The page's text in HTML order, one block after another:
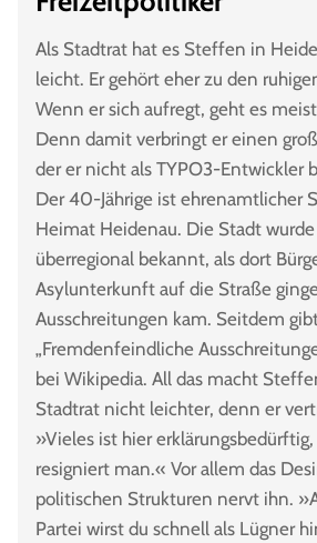
Als Stadtrat hat es Steffen in
leicht. Er gehört eher zu den
Wenn er sich aufregt, geht es
Denn damit verbringt er einen
der er nicht als TYPO3-Entwickler
Der 40-Jährige ist ehrenamtlicher
Heimat Heidenau. Die Stadt wurde
überregional bekannt, als dort
Asylunterkunft auf die Straße
Ausschreitungen kam. Seitdem
„Fremdenfeindliche
bei Wikipedia. All das macht
Stadtrat nicht leichter, denn er
»Vieles ist hier
resigniert man.« Vor allem das
politischen Strukturen nervt ihn.
Partei wirst du schnell als Lügner